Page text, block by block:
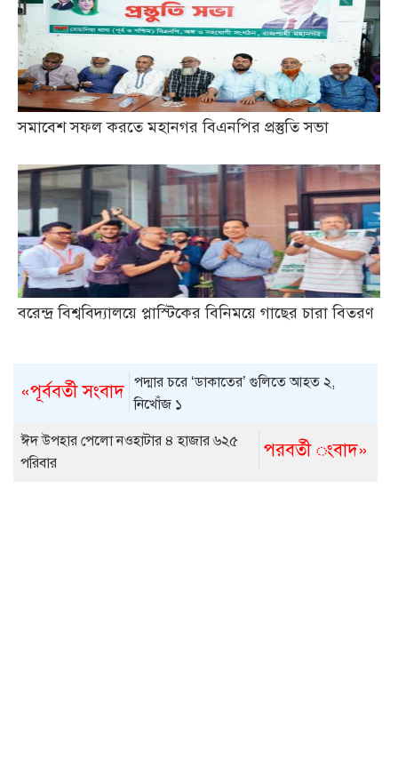
সমাবেশ সফল করতে মহানগর বিএনপির প্রস্তুতি সভা
বরেন্দ্র বিশ্ববিদ্যালয়ে প্লাস্টিকের বিনিময়ে গাছের চারা বিতরণ
«পূর্ববর্তী সংবাদ পদ্মার চরে ‘ডাকাতের’ গুলিতে আহত ২,
নিখোঁজ ১
পরবর্তী ংবাদ»
ঈদ উপহার পেলো নওহাটার ৪ হাজার ৬২৫
পরিবার